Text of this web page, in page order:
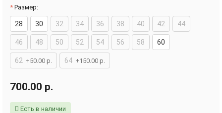
Размер:
28 30 32 34 36 38 40 42 44
46 48 50 52 54 56 58 60
62 +50.00 р. 64 +150.00 р.
700.00 р.
Есть в наличии